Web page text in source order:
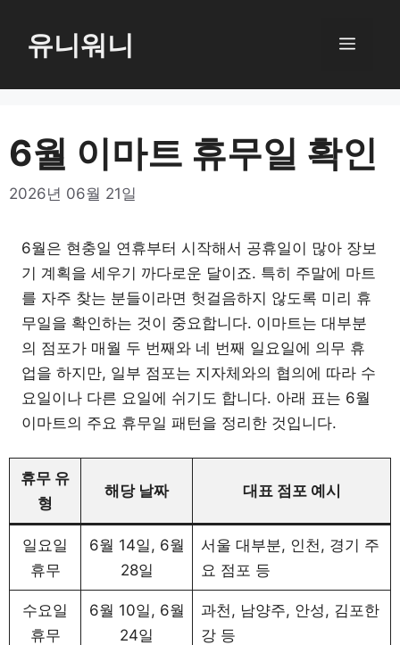
로
뛰
기
유니워니 메
6월 이마트 휴무일 확인
2026년 06월 21일
6월은 현충일 연휴부터 시작해서 공휴일이 많아 장보
기 계획을 세우기 까다로운 달이죠. 특히 주말에 마트
를 자주 찾는 분들이라면 헛걸음하지 않도록 미리 휴
무일을 확인하는 것이 중요합니다. 이마트는 대부분
의 점포가 매월 두 번째와 네 번째 일요일에 의무 휴
업을 하지만, 일부 점포는 지자체와의 협의에 따라 수
요일이나 다른 요일에 쉬기도 합니다. 아래 표는 6월
이마트의 주요 휴무일 패턴을 정리한 것입니다.
휴무 유
형
해당 날짜 대표 점포 예시
일요일
휴무
6월 14일, 6월
28일
서울 대부분, 인천, 경기 주
요 점포 등
수요일
휴무
6월 10일, 6월
24일
과천, 남양주, 안성, 김포한
강 등